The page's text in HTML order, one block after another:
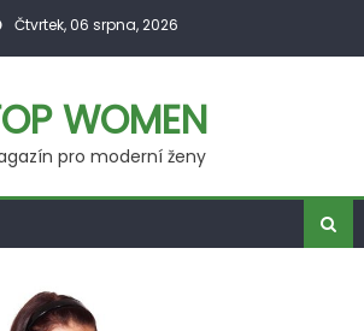
Čtvrtek, 06 srpna, 2026
WOMEN
pro moderní ženy